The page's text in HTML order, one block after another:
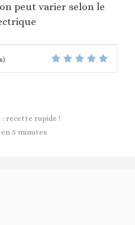
peut varier selon le
recette rapide !
5 minutes